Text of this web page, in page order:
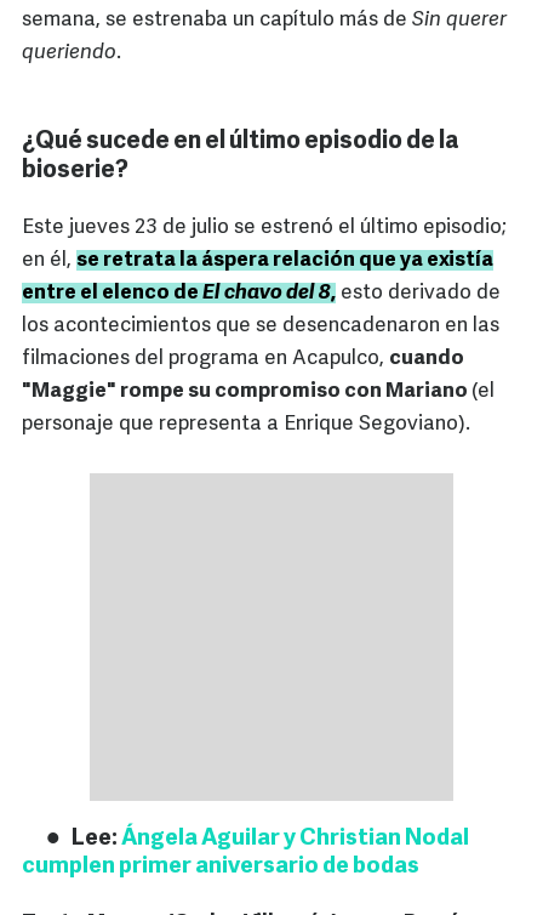
semana, se estrenaba un capítulo más de Sin querer
queriendo.
¿Qué sucede en el último episodio de la
bioserie?
Este jueves 23 de julio se estrenó el último episodio;
en él, se retrata la áspera relación que ya existía
entre el elenco de El chavo del 8, esto derivado de
los acontecimientos que se desencadenaron en las
filmaciones del programa en Acapulco, cuando
"Maggie" rompe su compromiso con Mariano (el
personaje que representa a Enrique Segoviano).
Lee: Ángela Aguilar y Christian Nodal
cumplen primer aniversario de bodas